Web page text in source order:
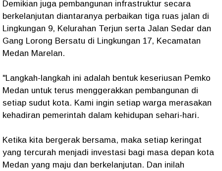
Demikian juga pembangunan infrastruktur secara
berkelanjutan diantaranya perbaikan tiga ruas jalan di
Lingkungan 9, Kelurahan Terjun serta Jalan Sedar dan
Gang Lorong Bersatu di Lingkungan 17, Kecamatan
Medan Marelan.
"Langkah-langkah ini adalah bentuk keseriusan Pemko
Medan untuk terus menggerakkan pembangunan di
setiap sudut kota. Kami ingin setiap warga merasakan
kehadiran pemerintah dalam kehidupan sehari-hari.
Ketika kita bergerak bersama, maka setiap keringat
yang tercurah menjadi investasi bagi masa depan kota
Medan yang maju dan berkelanjutan. Dan inilah